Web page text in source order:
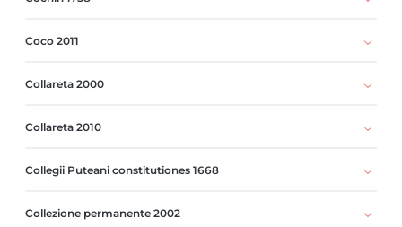
Coco 2011
Collareta 2000
Collareta 2010
Collegii Puteani constitutiones 1668
Collezione permanente 2002